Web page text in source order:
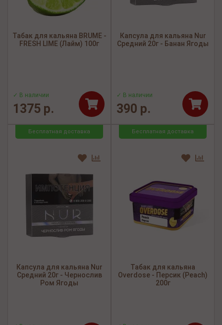
Табак для кальяна BRUME -
FRESH LIME (Лайм) 100г
✓ В наличии
1375 р.
Капсула для кальяна Nur
Средний 20г - Банан Ягоды
✓ В наличии
390 р.
Бесплатная доставка
Капсула для кальяна Nur
Средний 20г - Чернослив
Ром Ягоды
Бесплатная доставка
Табак для кальяна
Overdose - Персик (Peach)
200г